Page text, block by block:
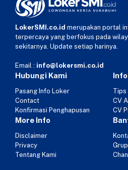
LokerSMI.co.id merupakan portal
terpercaya yang berfokus pada
sekitarnya. Update setiap harinya.
Email : info@lokersmi.co.id
Hubungi Kami
Pasang Info Loker
Contact
Konfirmasi Penghapusan
Tips
CV
CV
More Info
Disclaimer
Privacy
Tentang Kami